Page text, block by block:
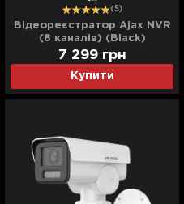
(5)
Відеореєстратор Ajax NVR
(8 каналів) (Black)
Купити
7 299 грн